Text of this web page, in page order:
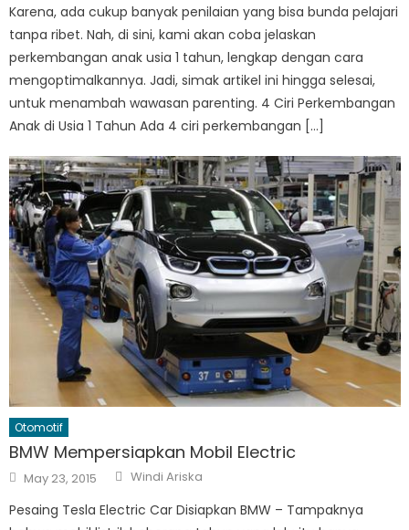
Karena, ada cukup banyak penilaian yang bisa bunda pelajari
tanpa ribet. Nah, di sini, kami akan coba jelaskan
perkembangan anak usia 1 tahun, lengkap dengan cara
mengoptimalkannya. Jadi, simak artikel ini hingga selesai,
untuk menambah wawasan parenting. 4 Ciri Perkembangan
Anak di Usia 1 Tahun Ada 4 ciri perkembangan […]
Otomotif
BMW Mempersiapkan Mobil Electric
Posted
on
May 23, 2015 Author
Windi Ariska
Pesaing Tesla Electric Car Disiapkan BMW – Tampaknya